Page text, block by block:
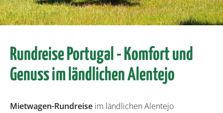
Rundreise Portugal - Komfort und
Genuss im ländlichen Alentejo
Mietwagen-Rundreise im ländlichen Alentejo